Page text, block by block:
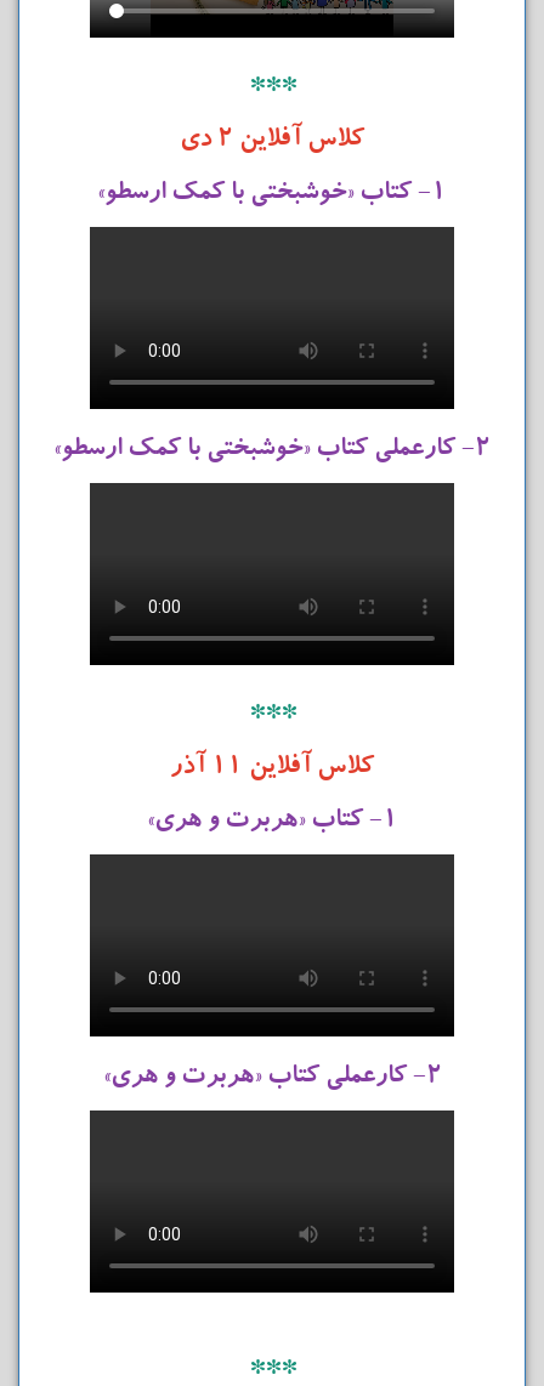
***
کلاس آفلاین ۲ دی
۱- کتاب «خوشبختی با کمک ارسطو»
۲- کارعملی کتاب «خوشبختی با کمک ارسطو»
***
کلاس آفلاین ۱۱ آذر
۱- کتاب «هربرت و هری»
۲- کارعملی کتاب «هربرت و هری»
***